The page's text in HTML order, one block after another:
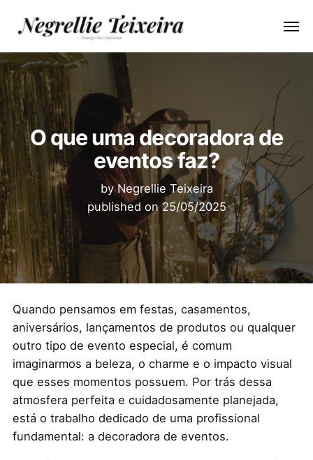
O que uma decoradora de
eventos faz?
byNegrellie Teixeira
published on25/05/2025
Quando pensamos em festas, casamentos,
aniversários, lançamentos de produtos ou qualquer
outro tipo de evento especial, é comum
imaginarmos a beleza, o charme e o impacto visual
que esses momentos possuem. Por trás dessa
atmosfera perfeita e cuidadosamente planejada,
está o trabalho dedicado de uma profissional
fundamental: a decoradora de eventos.